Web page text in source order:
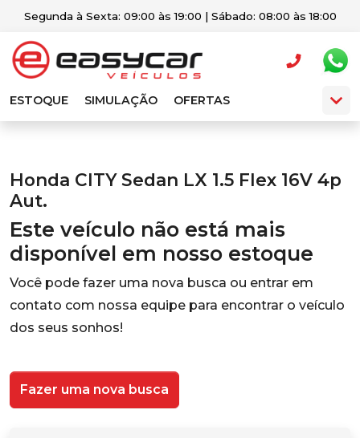
Segunda à Sexta: 09:00 às 19:00 | Sábado: 08:00 às 18:00
ESTOQUE SIMULAÇÃO OFERTAS
Honda CITY Sedan LX 1.5 Flex 16V 4p
Aut.
Este veículo não está mais
disponível em nosso estoque
Você pode fazer uma nova busca ou entrar em
contato com nossa equipe para encontrar o veículo
dos seus sonhos!
Fazer uma nova busca